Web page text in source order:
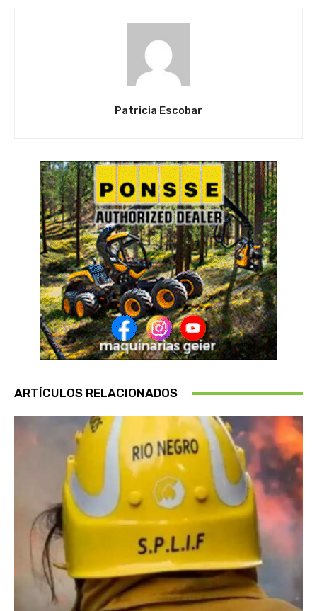
Patricia Escobar
ARTÍCULOS RELACIONADOS